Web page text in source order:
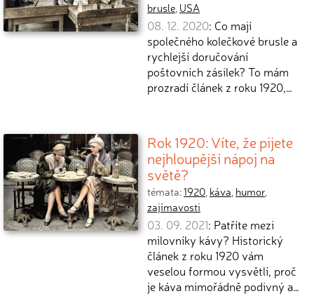
brusle, USA
08. 12. 2020: Co mají
společného kolečkové brusle a
rychlejší doručování
poštovních zásilek? To mám
prozradí článek z roku 1920,…
Rok 1920: Víte, že pijete
nejhloupější nápoj na
světě?
témata:1920, káva, humor,
zajímavosti
03. 09. 2021: Patříte mezi
milovníky kávy? Historický
článek z roku 1920 vám
veselou formou vysvětlí, proč
je káva mimořádně podivný a…